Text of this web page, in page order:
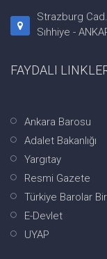
Strazburg
Sıhhiye -
FAYDALI
Ankara Barosu
Adalet Bakanlığı
Yargıtay
Resmi Gazete
Türkiye Barolar
E-Devlet
UYAP